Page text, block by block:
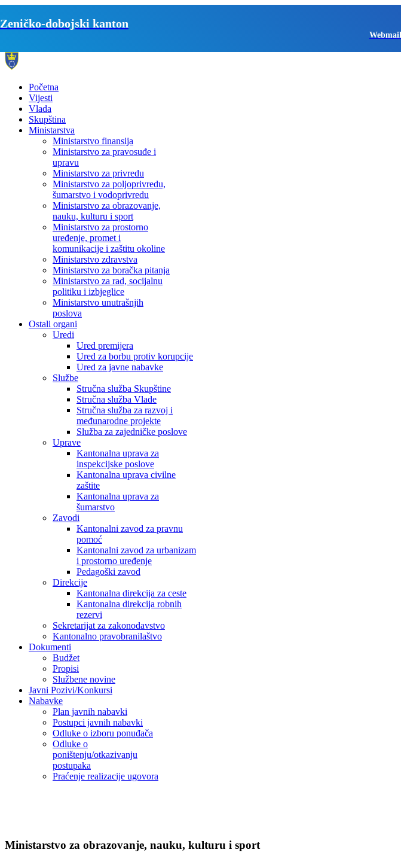
Zeničko-dobojski kanton
Webmail
Početna
Vijesti
Vlada
Skupština
Ministarstva
Ministarstvo finansija
Ministarstvo za pravosuđe i
upravu
Ministarstvo za privredu
Ministarstvo za poljoprivredu,
šumarstvo i vodoprivredu
Ministarstvo za obrazovanje,
nauku, kulturu i sport
Ministarstvo za prostorno
uređenje, promet i
komunikacije i zaštitu okoline
Ministarstvo zdravstva
Ministarstvo za boračka pitanja
Ministarstvo za rad, socijalnu
politiku i izbjeglice
Ministarstvo unutrašnjih
poslova
Ostali organi
Uredi
Ured premijera
Ured za borbu protiv korupcije
Ured za javne nabavke
Službe
Stručna služba Skupštine
Stručna služba Vlade
Stručna služba za razvoj i
međunarodne projekte
Služba za zajedničke poslove
Uprave
Kantonalna uprava za
inspekcijske poslove
Kantonalna uprava civilne
zaštite
Kantonalna uprava za
šumarstvo
Zavodi
Kantonalni zavod za pravnu
pomoć
Kantonalni zavod za urbanizam
i prostorno uređenje
Pedagoški zavod
Direkcije
Kantonalna direkcija za ceste
Kantonalna direkcija robnih
rezervi
Sekretarijat za zakonodavstvo
Kantonalno pravobranilaštvo
Dokumenti
Budžet
Propisi
Službene novine
Javni Pozivi/Konkursi
Nabavke
Plan javnih nabavki
Postupci javnih nabavki
Odluke o izboru ponuđača
Odluke o
poništenju/otkazivanju
postupaka
Praćenje realizacije ugovora
Ministarstvo za obrazovanje, nauku, kulturu i sport